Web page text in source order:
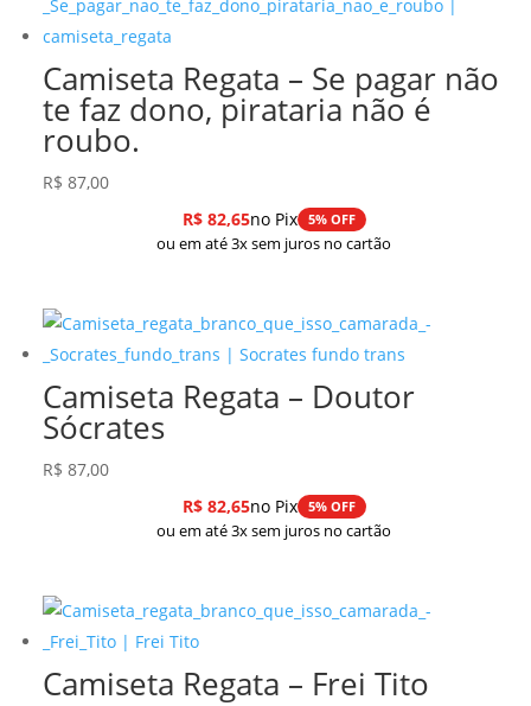
R$ 278,99.R$ 237,14.
Camiseta Regata – Se pagar não
te faz dono, pirataria não é
roubo.
R$ 87,00
R$82,65no Pix 5% OFF
ou em até 3x sem juros no cartão
Camiseta Regata – Doutor
Sócrates
R$ 87,00
R$82,65no Pix 5% OFF
ou em até 3x sem juros no cartão
Camiseta Regata – Frei Tito